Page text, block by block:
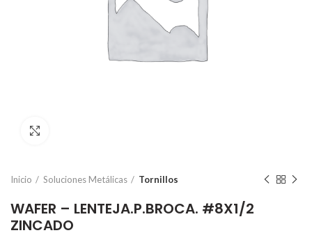
Inicio Soluciones Metálicas Tornillos
WAFER – LENTEJA.P.BROCA. #8X1/2
ZINCADO